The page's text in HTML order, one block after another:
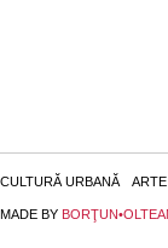
CULTURĂ URBANĂ ARTE
MADE BY